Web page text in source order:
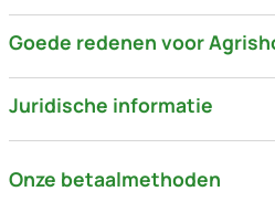
Goede redenen voor
Juridische informatie
Onze betaalmethoden